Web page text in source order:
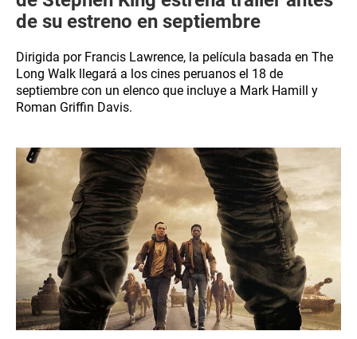
de su estreno en septiembre
Dirigida por Francis Lawrence, la película basada en The
Long Walk llegará a los cines peruanos el 18 de
septiembre con un elenco que incluye a Mark Hamill y
Roman Griffin Davis.